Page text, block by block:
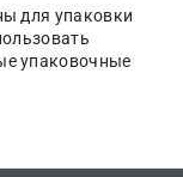
для упаковки
упаковочные